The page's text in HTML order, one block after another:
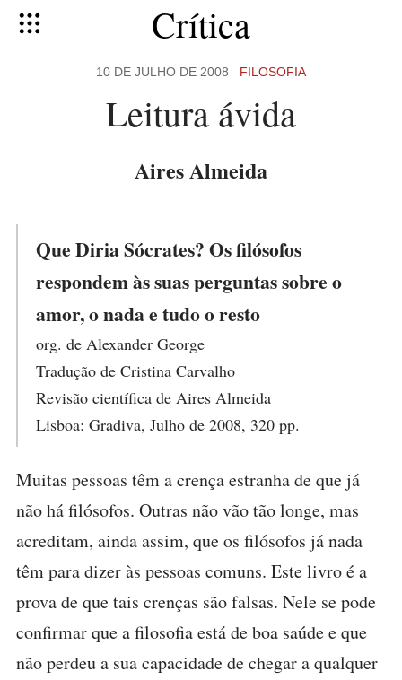
Crítica
10 DE JULHO DE 2008 FILOSOFIA
Leitura ávida
Aires Almeida
Que Diria Sócrates? Os filósofos
respondem às suas perguntas sobre o
amor, o nada e tudo o resto
org. de Alexander George
Tradução de Cristina Carvalho
Revisão científica de Aires Almeida
Lisboa: Gradiva, Julho de 2008, 320 pp.
Muitas pessoas têm a crença estranha de que já
não há filósofos. Outras não vão tão longe, mas
acreditam, ainda assim, que os filósofos já nada
têm para dizer às pessoas comuns. Este livro é a
prova de que tais crenças são falsas. Nele se pode
confirmar que a filosofia está de boa saúde e que
não perdeu a sua capacidade de chegar a qualquer